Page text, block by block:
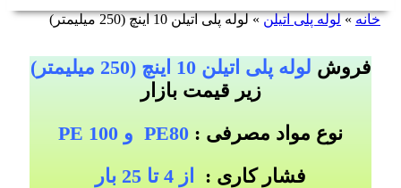
خانه»لوله پلی اتیلن»لوله پلی اتیلن 10 اینچ (250 میلیمتر)
فروش لوله پلی اتیلن 10 اینچ (250 میلیمتر)
زیر قیمت بازار
نوع مواد مصرفی : PE80 و PE 100
فشار کاری :
از 4 تا 25 بار